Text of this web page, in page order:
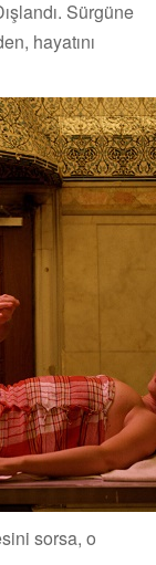
Sürgüne
hayatını
sorsa, o